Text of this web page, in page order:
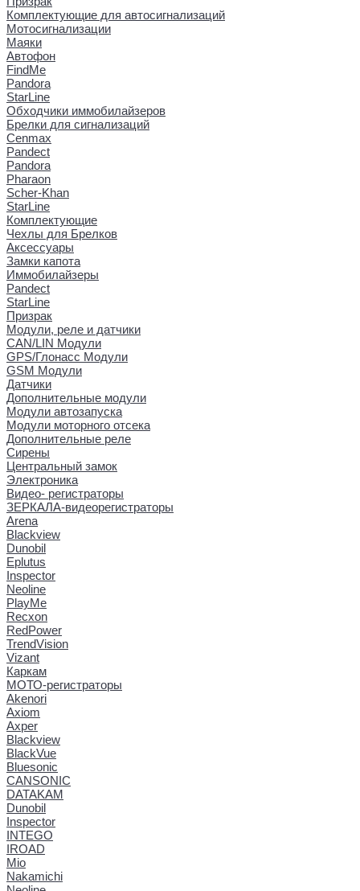
Комплектующие для автосигнализаций
Мотосигнализации
Маяки
Автофон
FindMe
Pandora
StarLine
Обходчики иммобилайзеров
Брелки для сигнализаций
Cenmax
Pandect
Pandora
Pharaon
Scher-Khan
StarLine
Комплектующие
Чехлы для Брелков
Аксессуары
Замки капота
Иммобилайзеры
Pandect
StarLine
Призрак
Модули, реле и датчики
CAN/LIN Модули
GPS/Глонасс Модули
GSM Модули
Датчики
Дополнительные модули
Модули автозапуска
Модули моторного отсека
Дополнительные реле
Сирены
Центральный замок
Электроника
Видео- регистраторы
ЗЕРКАЛА-видеорегистраторы
Arena
Blackview
Dunobil
Eplutus
Inspector
Neoline
PlayMe
Recxon
RedPower
TrendVision
Vizant
Каркам
МОТО-регистраторы
Akenori
Axiom
Axper
Blackview
BlackVue
Bluesonic
CANSONIC
DATAKAM
Dunobil
Inspector
INTEGO
IROAD
Mio
Nakamichi